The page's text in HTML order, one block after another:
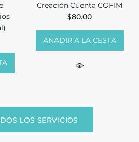
Creación Cuenta COFIM
$80.00
AÑADIR A LA CESTA
LOS SERVICIOS